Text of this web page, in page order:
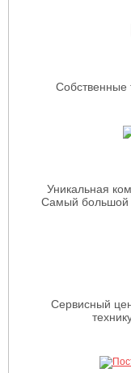
Собственные
Уникальная
Самый большой
Сервисный